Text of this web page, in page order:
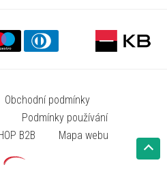
Obchodní podmínky
Podmínky používání
B2B
Mapa webu